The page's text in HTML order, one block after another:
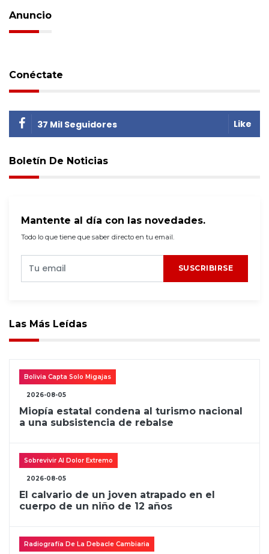
Anuncio
Conéctate
37 Mil Seguidores Like
Boletín De Noticias
Mantente al día con las novedades.
Todo lo que tiene que saber directo en tu email.
SUSCRIBIRSE
Las Más Leídas
Bolivia Capta Solo Migajas
2026-08-05
Miopía estatal condena al turismo nacional
a una subsistencia de rebalse
Sobrevivir Al Dolor Extremo
2026-08-05
El calvario de un joven atrapado en el
cuerpo de un niño de 12 años
Radiografía De La Debacle Cambiaria